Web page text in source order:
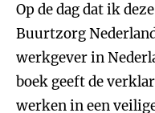
Op de dag dat ik
Buurtzorg
werkgever in
boek geeft de
werken in een